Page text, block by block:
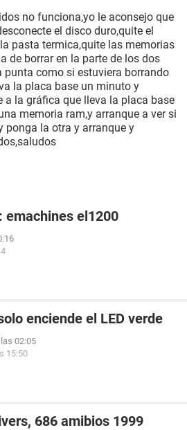
s/r75chpbl3ldad9a/Beeps
no funciona,yo le aconsejo que
el disco duro,quite el
pasta termica,quite las memorias
de borrar en la parte de los dos
como si estuviera borrando
la placa base un minuto y
a la gráfica que lleva la placa base
memoria ram,y arranque a ver si
ponga la otra y arranque y
emachines el1200
enciende el LED verde
02:05
15:50
686 amibios 1999